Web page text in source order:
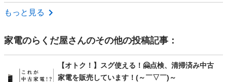
東京 大田区
もっと見る
家電のらくだ屋さんのその他の投稿記事：
【オトク！】スグ使える！🤗点検、清掃済み中古
家電を販売しています！(～￣▽￣)～